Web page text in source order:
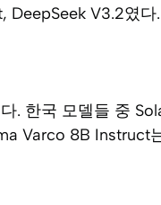
DeepSeek V3.2였다.
. 한국 모델들 중
Varco 8B Instruct